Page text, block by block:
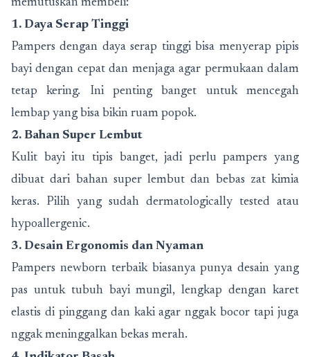
memutuskan membeli:
1. Daya Serap Tinggi
Pampers dengan daya serap tinggi bisa menyerap pipis
bayi dengan cepat dan menjaga agar permukaan dalam
tetap kering. Ini penting banget untuk mencegah
lembap yang bisa bikin ruam popok.
2. Bahan Super Lembut
Kulit bayi itu tipis banget, jadi perlu pampers yang
dibuat dari bahan super lembut dan bebas zat kimia
keras. Pilih yang sudah dermatologically tested atau
hypoallergenic.
3. Desain Ergonomis dan Nyaman
Pampers newborn terbaik biasanya punya desain yang
pas untuk tubuh bayi mungil, lengkap dengan karet
elastis di pinggang dan kaki agar nggak bocor tapi juga
nggak meninggalkan bekas merah.